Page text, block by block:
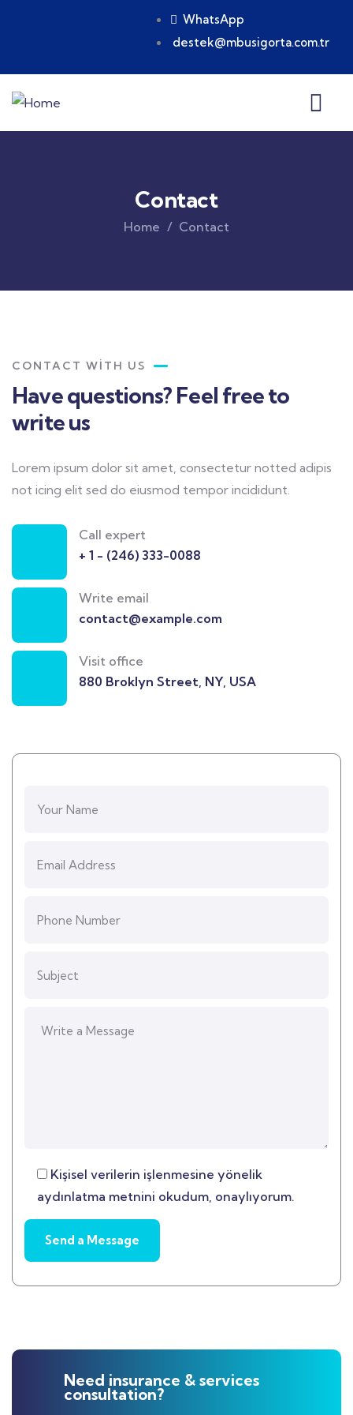
WhatsApp
destek@mbusigorta.com.tr
Contact
Home Contact
CONTACT WITH US
Have questions? Feel free to
write us
Lorem ipsum dolor sit amet, consectetur notted adipis
not icing elit sed do eiusmod tempor incididunt.
Call expert
+ 1 - (246) 333-0088
Write email
contact@example.com
Visit office
880 Broklyn Street, NY, USA
Kişisel verilerin işlenmesine yönelik
aydınlatma metnini okudum, onaylıyorum.
Need insurance & services
consultation?